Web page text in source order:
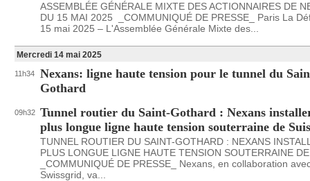
ASSEMBLÉE GÉNÉRALE MIXTE DES ACTIONNAIRES DE
DU 15 MAI 2025 _COMMUNIQUÉ DE PRESSE_ Paris La
15 mai 2025 – L'Assemblée Générale Mixte des...
Mercredi 14 mai 2025
11h34
Nexans: ligne haute tension pour le tunnel du
Gothard
09h32 Tunnel routier du Saint-Gothard : Nexans
plus longue ligne haute tension souterraine de
TUNNEL ROUTIER DU SAINT-GOTHARD : NEXANS
PLUS LONGUE LIGNE HAUTE TENSION SOUTERRAINE
_COMMUNIQUÉ DE PRESSE_ Nexans, en collaboration
Swissgrid, va...